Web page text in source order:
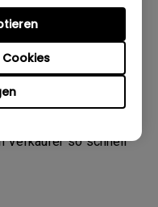
Ihr Produkt Ihnen
geliefert wurde, bitten
ob der
oder bereits davor
Verkäufer so schnell